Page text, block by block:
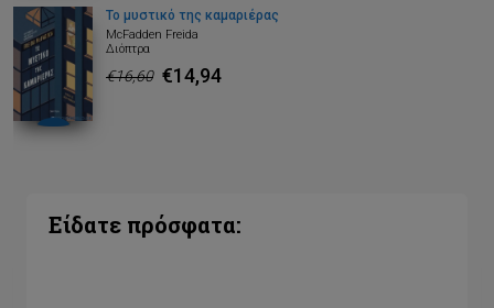
Το μυστικό της καμαριέρας
McFadden Freida
Διόπτρα
€16,60 €14,94
Είδατε πρόσφατα: